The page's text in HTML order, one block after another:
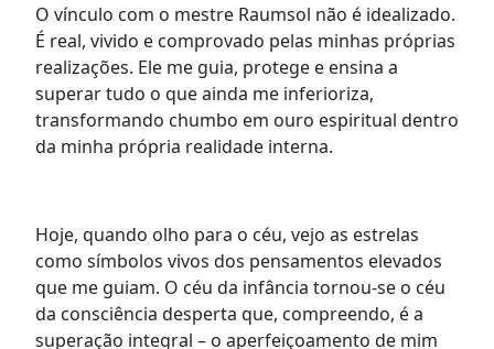
O vínculo com o mestre Raumsol não é idealizado.
É real, vivido e comprovado pelas minhas próprias
realizações. Ele me guia, protege e ensina a
superar tudo o que ainda me inferioriza,
transformando chumbo em ouro espiritual dentro
da minha própria realidade interna.
Hoje, quando olho para o céu, vejo as estrelas
como símbolos vivos dos pensamentos elevados
que me guiam. O céu da infância tornou-se o céu
da consciência desperta que, compreendo, é a
superação integral – o aperfeiçoamento de mim